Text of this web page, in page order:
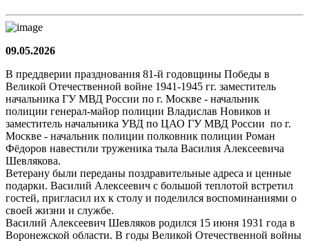
09.05.2026
В преддверии празднования 81-й годовщины Победы в
Великой Отечественной войне 1941-1945 гг. заместитель
начальника ГУ МВД России по г. Москве - начальник
полиции генерал-майор полиции Владислав Новиков и
заместитель начальника УВД по ЦАО ГУ МВД России по г.
Москве - начальник полиции полковник полиции Роман
Фёдоров навестили труженика тыла Василия Алексеевича
Шевлякова.
Ветерану были переданы поздравительные адреса и ценные
подарки. Василий Алексеевич с большой теплотой встретил
гостей, пригласил их к столу и поделился воспоминаниями о
своей жизни и службе.
Василий Алексеевич Шевляков родился 15 июня 1931 года в
Воронежской области. В годы Великой Отечественной войны